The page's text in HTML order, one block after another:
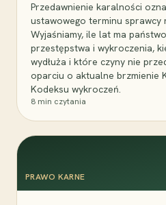
Przedawnienie karalności
ustawowego terminu sprawcy
Wyjaśniamy, ile lat ma
przestępstwa i wykroczenia,
wydłuża i które czyny nie
oparciu o aktualne brzmienie
Kodeksu wykroczeń.
8 min czytania
PRAWO KARNE